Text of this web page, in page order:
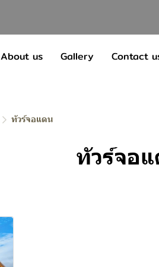
About us Gallery Contact
ทัวร์จอแดน
ทัวร์จอ